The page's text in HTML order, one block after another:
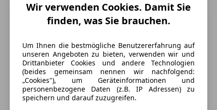
Energieverbrauch
Wir verwenden Cookies. Damit Sie
finden, was Sie brauchen.
Um Ihnen die bestmögliche Benutzererfahrung auf
unseren Angeboten zu bieten, verwenden wir und
Drittanbieter Cookies und andere Technologien
(beides gemeinsam nennen wir nachfolgend:
„Cookies"), um Geräteinformationen und
personenbezogene Daten (z.B. IP Adressen) zu
speichern und darauf zuzugreifen.